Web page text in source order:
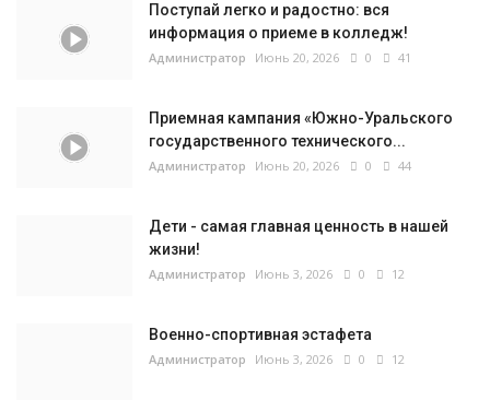
Поступай легко и радостно: вся
информация о приеме в колледж!
Администратор Июнь 20, 2026 0 41
Приемная кампания «Южно-Уральского
государственного технического...
Администратор Июнь 20, 2026 0 44
Дети - самая главная ценность в нашей
жизни!
Администратор Июнь 3, 2026 0 12
Военно-спортивная эстафета
Администратор Июнь 3, 2026 0 12